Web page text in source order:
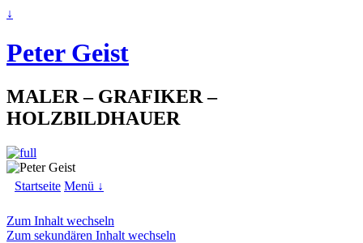
↓
Peter Geist
MALER – GRAFIKER –
HOLZBILDHAUER
Startseite Menü ↓
Zum Inhalt wechseln
Zum sekundären Inhalt wechseln